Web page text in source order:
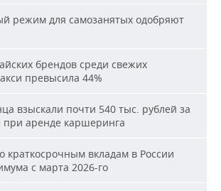
режим для самозанятых одобряют
брендов среди свежих
превысила 44%
взыскали почти 540 тыс. рублей за
аренде каршеринга
краткосрочным вкладам в России
с марта 2026-го